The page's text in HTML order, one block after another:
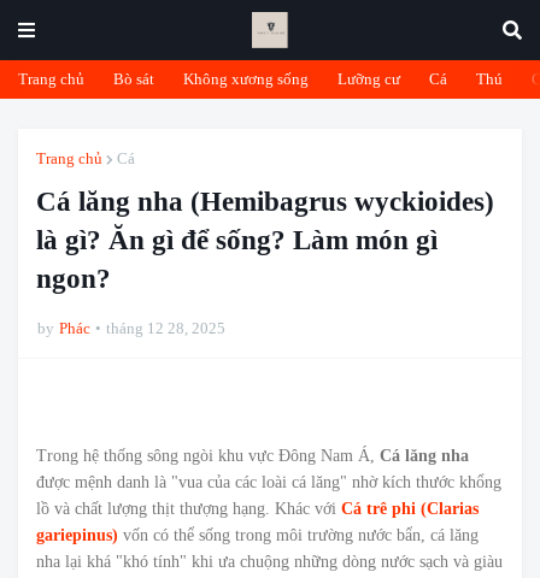
Trang chủ Bò sát Không xương sống Lưỡng cư Cá Thú
Trang chủ Cá
Cá lăng nha (Hemibagrus wyckioides)
là gì? Ăn gì để sống? Làm món gì
ngon?
by Phác tháng 12 28, 2025
Trong hệ thống sông ngòi khu vực Đông Nam Á, Cá lăng nha
được mệnh danh là "vua của các loài cá lăng" nhờ kích thước khổng
lồ và chất lượng thịt thượng hạng. Khác với Cá trê phi (Clarias
gariepinus) vốn có thể sống trong môi trường nước bẩn, cá lăng
nha lại khá "khó tính" khi ưa chuộng những dòng nước sạch và giàu